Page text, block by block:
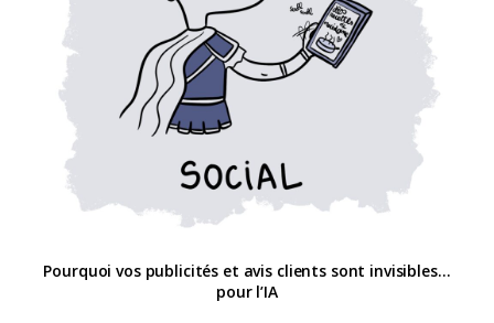
Pourquoi vos publicités et avis clients sont invisibles…
pour l’IA